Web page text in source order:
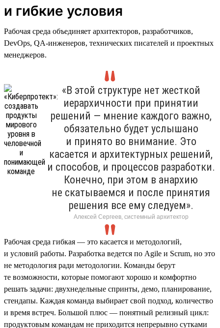
и гибкие условия
Рабочая среда объединяет архитекторов, разработчиков,
DevOps, QA-инженеров, технических писателей и проектных
менеджеров.
«В этой структуре нет жесткой
иерархичности при принятии
решений — мнение каждого важно,
обязательно будет услышано
и принято во внимание. Это
касается и архитектурных решений,
и способов, и процессов разработки.
Конечно, при этом в анархию
не скатываемся и после принятия
решения все ему следуем».
Алексей Сергеев, системный архитектор
Рабочая среда гибкая — это касается и методологий,
и условий работы. Разработка ведется по Agile и Scrum, но это
не методология ради методологии. Команды берут
те возможности, которые помогают хорошо и комфортно
решать задачи: двухнедельные спринты, демо, планирование,
стендапы. Каждая команда выбирает свой подход, количество
и время встреч. Большой плюс — понятный релизный цикл:
продуктовым командам не приходится непрерывно сутками